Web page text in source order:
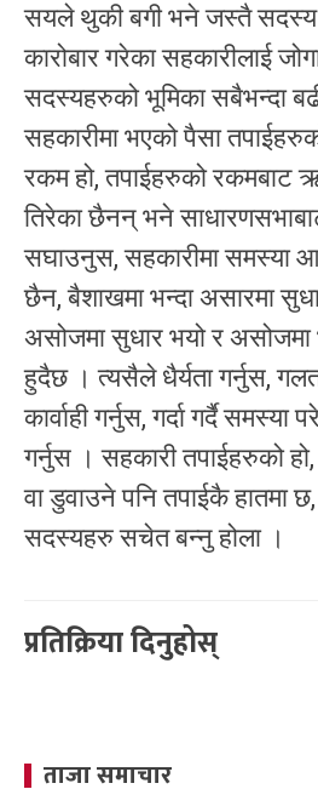
सयले थुकी बगी भने जस्तै सदस्य
कारोबार गरेका सहकारीलाई
सदस्यहरुको भूमिका सबैभन्दा
सहकारीमा भएको पैसा
रकम हो, तपाईहरुको
तिरेका छैनन् भने
सघाउनुस, सहकारीमा समस्या
छैन, बैशाखमा भन्दा असारमा
असोजमा सुधार भयो र असोजमा
हुदैछ । त्यसैले धैर्यता गर्नुस,
कार्वाही गर्नुस, गर्दा गर्दै
गर्नुस । सहकारी तपाईहरुको
वा डुवाउने पनि तपाईकै हातमा
सदस्यहरु सचेत बन्नु होला ।
प्रतिक्रिया दिनुहोस्
ताजा समाचार